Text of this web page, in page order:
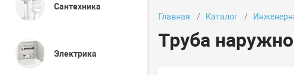
Сантехника
Электрика
Главная Каталог
Труба